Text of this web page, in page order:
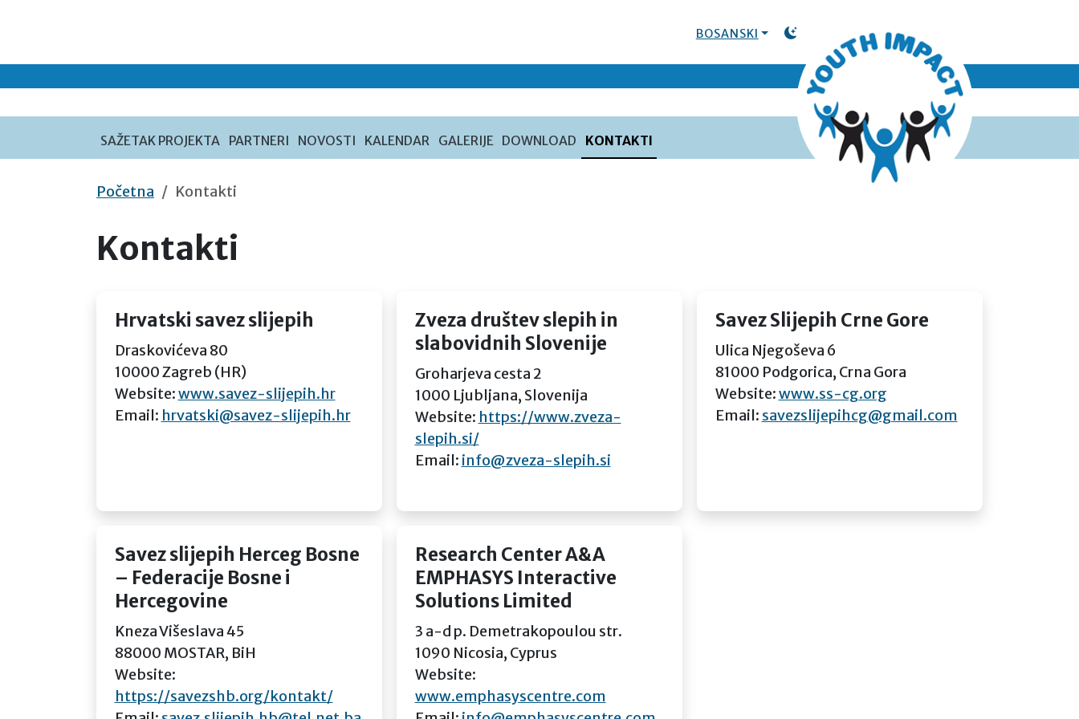
BOSANSKI
TOGGLE DARK MODE
SAŽETAK PROJEKTA PARTNERI NOVOSTI KALENDAR GALERIJE DOWNLOAD KONTAKTI
Početna Kontakti
Kontakti
Hrvatski savez slijepih
Draskovićeva 80
10000 Zagreb (HR)
Website:www.savez-slijepih.hr
Email: hrvatski@savez-slijepih.hr
Zveza društev slepih in
slabovidnih Slovenije
Groharjeva cesta 2
1000 Ljubljana, Slovenija
Website: https://www.zveza-
slepih.si/
Email: info@zveza-slepih.si
Savez Slijepih Crne Gore
Ulica Njegoševa 6
81000 Podgorica, Crna Gora
Website:www.ss-cg.org
Email: savezslijepihcg@gmail.com
Savez slijepih Herceg Bosne
– Federacije Bosne i
Hercegovine
Kneza Višeslava 45
88000 MOSTAR, BiH
Website:
https://savezshb.org/kontakt/
Research Center A&A
EMPHASYS Interactive
Solutions Limited
3 a-d p. Demetrakopoulou str.
1090 Nicosia, Cyprus
Website:
www.emphasyscentre.com